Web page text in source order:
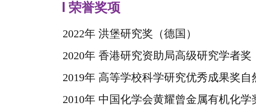
荣誉奖项
2022年 洪堡研究奖（德国）
2020年 香港研究资助局高级研究学者奖
2019年 高等学校科学研究优秀成果奖自
2010年 中国化学会黄耀曾金属有机化学